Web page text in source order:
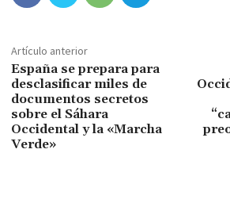
Artículo anterior
España se prepara para
desclasificar miles de
documentos secretos
sobre el Sáhara
Occidental y la «Marcha
Verde»